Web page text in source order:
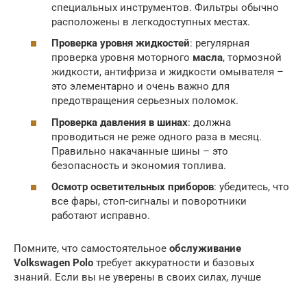
специальных инструментов. Фильтры обычно
расположены в легкодоступных местах.
Проверка уровня жидкостей: регулярная
проверка уровня моторного масла, тормозной
жидкости, антифриза и жидкости омывателя –
это элементарно и очень важно для
предотвращения серьезных поломок.
Проверка давления в шинах: должна
проводиться не реже одного раза в месяц.
Правильно накачанные шины – это
безопасность и экономия топлива.
Осмотр осветительных приборов: убедитесь, что
все фары, стоп-сигналы и поворотники
работают исправно.
Помните, что самостоятельное обслуживание
Volkswagen Polo требует аккуратности и базовых
знаний. Если вы не уверены в своих силах, лучше